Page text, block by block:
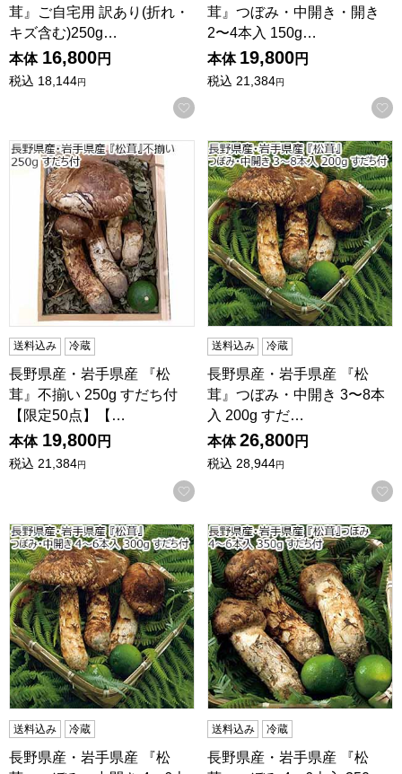
茸』ご自宅用 訳あり(折れ・
キズ含む)250g…
本体 16,800円
税込 18,144円
お気に入りに登録する
茸』つぼみ・中開き・開き
2〜4本入 150g…
本体 19,800円
税込 21,384円
長野県産・岩手県産 『松茸』不揃い 250g すだち付【限定
送料込み 冷蔵
長野県産・岩手県産 『松
茸』不揃い 250g すだち付
【限定50点】【…
本体 19,800円
税込 21,384円
お気に入りに登録する
長野県産・岩手県産 『松茸
送料込み 冷蔵
長野県産・岩手県産 『松
茸』つぼみ・中開き 3〜8本
入 200g すだ…
本体 26,800円
税込 28,944円
長野県産・岩手県産 『松茸』つぼみ・中開き 4〜6本入
送料込み 冷蔵
長野県産・岩手県産 『松
長野県産・岩手県産 『松茸
送料込み 冷蔵
長野県産・岩手県産 『松